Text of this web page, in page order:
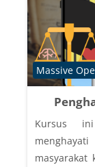
Course
Massive
Kursus
masyarakat